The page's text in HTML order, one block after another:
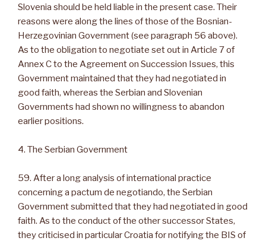
Slovenia should be held liable in the present case. Their
reasons were along the lines of those of the Bosnian-
Herzegovinian Government (see paragraph 56 above).
As to the obligation to negotiate set out in Article 7 of
Annex C to the Agreement on Succession Issues, this
Government maintained that they had negotiated in
good faith, whereas the Serbian and Slovenian
Governments had shown no willingness to abandon
earlier positions.
4. The Serbian Government
59. After a long analysis of international practice
concerning a pactum de negotiando, the Serbian
Government submitted that they had negotiated in good
faith. As to the conduct of the other successor States,
they criticised in particular Croatia for notifying the BIS of